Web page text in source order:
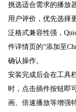
挑选适合需求的播放
用户评价，优先选择
泛格式兼容性强，
件详情页的“添加至
确认操作。
安装完成后会在工具
时，点击插件按钮即
画、倍速播放等增强